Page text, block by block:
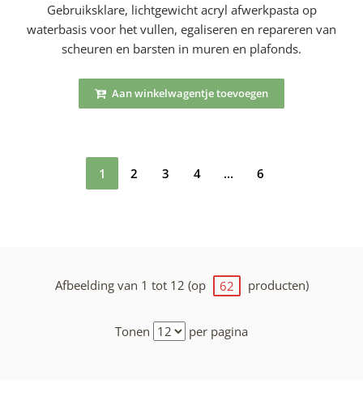
Gebruiksklare, lichtgewicht acryl afwerkpasta op
waterbasis voor het vullen, egaliseren en repareren van
scheuren en barsten in muren en plafonds.
Aan winkelwagentje toevoegen
1 2 3 4 ... 6
Afbeelding van 1 tot 12 (op 62 producten)
Tonen per pagina